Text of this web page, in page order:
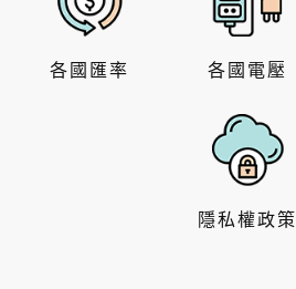
各國匯率 各國電壓
隱私權政策